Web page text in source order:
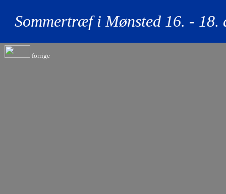
Sommertræf i Mønsted 16. - 18.
forrige